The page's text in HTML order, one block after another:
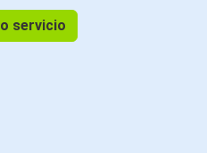
servicio